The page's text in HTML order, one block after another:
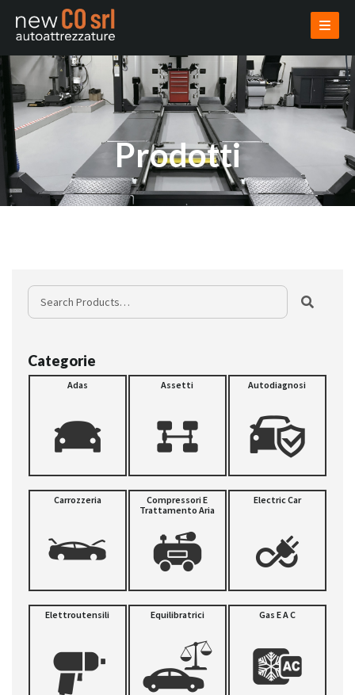
AZIENDA
PRODOTTI
VENDI USATO
INSTALLAZIONI
CONTATTI
AREA RISERVATA
Categorie
Adas Assetti Autodiagnosi
Carrozzeria
Compressori E
Trattamento Aria
Electric Car
Elettroutensili Equilibratrici Gas E A C